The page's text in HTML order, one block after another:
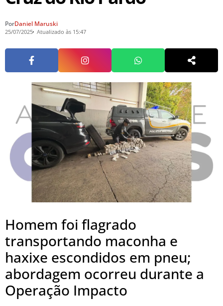
PorDaniel Maruski
25/07/2025 Atualizado às 15:47
Homem foi flagrado
transportando maconha e
haxixe escondidos em pneu;
abordagem ocorreu durante a
Operação Impacto